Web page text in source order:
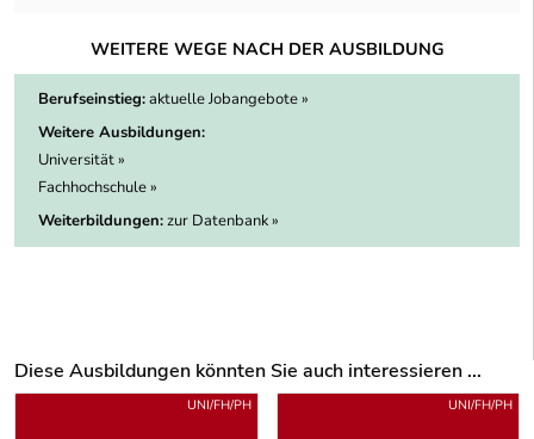
WEITERE WEGE NACH DER AUSBILDUNG
Berufseinstieg:aktuelle Jobangebote »
Weitere Ausbildungen:
Universität »
Fachhochschule »
Weiterbildungen:zur Datenbank »
Diese Ausbildungen könnten Sie auch interessieren ...
Uber weitere Ausbildungsvorschläge
UNI/FH/PH UNI/FH/PH